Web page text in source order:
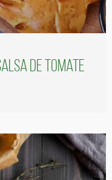
de tomate